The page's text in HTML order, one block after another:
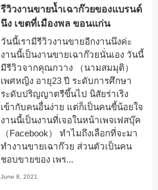
รีวิวงานขายน้ำเฉาก๊วยของแบรนด์
นึง เขตที่เมืองพล ขอนแก่น
วันนี้เรามีรีวิวงานขายอีกงานนึงค่ะ
งานนี้เป็นงานขายเฉาก๊วยนั่นเอง วันนี้
มีรีวิวจากคุณกวาง （นามสมมุติ）
เพศหญิง อายุ23 ปี ระดับการศึกษา
ระดับปริญญาตรีขึ้นไป นิสัยร่าเริง
เข้ากับคนอื่นง่าย แต่ก็เป็นคนขี้น้อยใจ
งานนี้เป็นงานที่เจอในหน้าเพจเฟสบุ๊ค
（Facebook） ทำไมถึงเลือกที่จะมา
ทำงานขายเฉาก๊วย ส่วนตัวเป็นคน
ชอบขายของ เพร...
June 8, 2021